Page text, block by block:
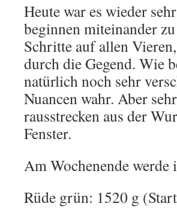
Heute war es wieder
beginnen miteinander
Schritte auf allen
durch die Gegend. Wie
natürlich noch sehr
Nuancen wahr. Aber
rausstrecken aus der
Fenster.
Am Wochenende werde
Rüde grün: 1520 g